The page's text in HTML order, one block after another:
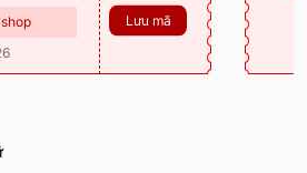
Lưu mã